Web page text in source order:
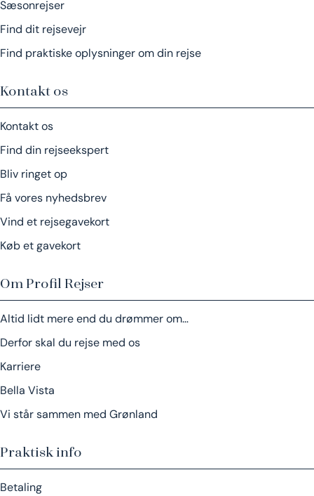
Sæsonrejser
Find dit rejsevejr
Find praktiske oplysninger om din rejse
Kontakt os
Kontakt os
Find din rejseekspert
Bliv ringet op
Få vores nyhedsbrev
Vind et rejsegavekort
Køb et gavekort
Om Profil Rejser
Altid lidt mere end du drømmer om…
Derfor skal du rejse med os
Karriere
Bella Vista
Vi står sammen med Grønland
Praktisk info
Betaling